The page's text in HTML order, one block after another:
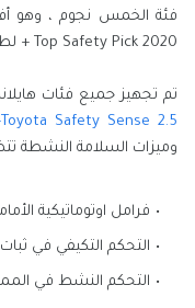
فئة الخمس نجوم ، وهو
2020 Top Safety Pick + لطرازات هايلاندر 2020.
تم تجهيز جميع فئات هايلاندر 2022 الجديدة بأحدث إصدار من
Toyota Safety Sense 2.5+
وميزات السلامة النشطة
فرامل اوتوماتيكية
التحكم التكيفي في
التحكم النشط في